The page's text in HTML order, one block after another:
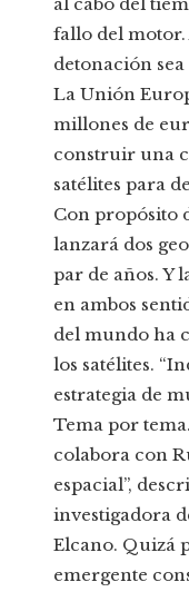
fallo del motor.
detonación
La Unión
millones de
construir una
satélites para
Con propósito
lanzará dos
par de años. Y
en ambos
del mundo ha
los satélites.
estrategia de
Tema por
colabora con
espacial”,
investigadora
Elcano. Quizá
emergente